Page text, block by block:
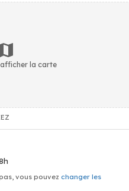
la carte
vous pouvez changer les